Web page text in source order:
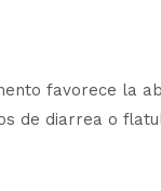
favorece la
de diarrea o